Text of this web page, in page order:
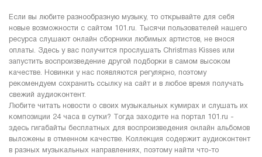
Если вы любите разнообразную музыку, то открывайте для себя
новые возможности с сайтом 101.ru. Тысячи пользователей нашего
ресурса слушают онлайн сборники любимых артистов, не внося
оплаты. Здесь у вас получится прослушать Christmas Kisses или
запустить воспроизведение другой подборки в самом высоком
качестве. Новинки у нас появляются регулярно, поэтому
рекомендуем сохранить ссылку на сайт и в любое время получать
свежий аудиоконтент.
Любите читать новости о своих музыкальных кумирах и слушать их
композиции 24 часа в сутки? Тогда заходите на портал 101.ru -
здесь гигабайты бесплатных для воспроизведения онлайн альбомов
выложены в отменном качестве. Коллекция содержит аудиоконтент
в разных музыкальных направлениях, поэтому найти что-то